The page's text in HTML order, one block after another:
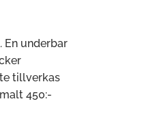
En underbar
tillverkas
450:-